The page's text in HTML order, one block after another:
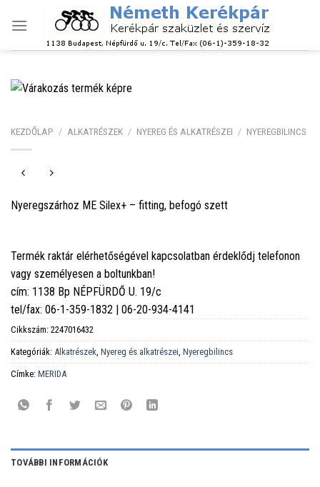
KEZDŐLAP / ALKATRÉSZEK / NYEREG ÉS ALKATRÉSZEI / NYEREGBILINCS
Nyeregszárhoz ME Silex+ – fitting, befogó szett
Termék raktár elérhetőségével kapcsolatban érdeklődj telefonon
vagy személyesen a boltunkban!
cím: 1138 Bp NÉPFÜRDŐ U. 19/c
tel/fax: 06-1-359-1832 | 06-20-934-4141
Cikkszám: 2247016432
Kategóriák: Alkatrészek Nyereg és alkatrészei Nyeregbilincs
Címke: MERIDA
TOVÁBBI INFORMÁCIÓK